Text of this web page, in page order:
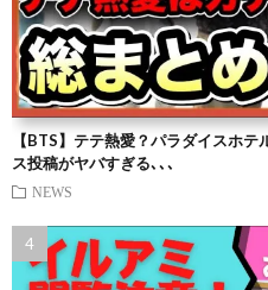
【BTS】テテ熱愛？パラダイスホ
ス投稿がヤバすぎる､､､
NEWS